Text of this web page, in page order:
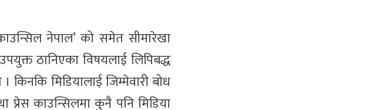
नेपाल’ को समेत सीमारेखा
ठानिएका विषयलाई लिपिबद्ध
मिडियालाई जिम्मेवारी बोध
प्रेस काउन्सिलमा कुनै पनि मिडिया